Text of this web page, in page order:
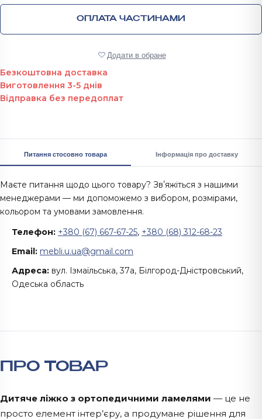
ОПЛАТА ЧАСТИНАМИ
Додати в обране
Безкоштовна доставка
Виготовлення 3-5 днів
Відправка без передоплат
Питання стосовно товара Інформація про доставку
Маєте питання щодо цього товару? Звʼяжіться з нашими
менеджерами — ми допоможемо з вибором, розмірами,
кольором та умовами замовлення.
Телефон: +380 (67) 667-67-25, +380 (68) 312-68-23
Email: mebli.u.ua@gmail.com
Адреса: вул. Ізмаїльська, 37а, Білгород-Дністровський,
Одеська область
ПРО ТОВАР
Дитяче ліжко з ортопедичними ламелями — це не
просто елемент інтер’єру, а продумане рішення для